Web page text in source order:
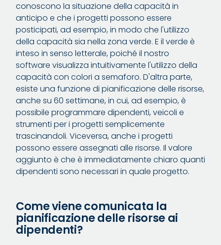
conoscono la situazione della capacità in
anticipo e che i progetti possono essere
posticipati, ad esempio, in modo che l'utilizzo
della capacità sia nella zona verde. E il verde è
inteso in senso letterale, poiché il nostro
software visualizza intuitivamente l'utilizzo della
capacità con colori a semaforo. D'altra parte,
esiste una funzione di pianificazione delle risorse,
anche su 60 settimane, in cui, ad esempio, è
possibile programmare dipendenti, veicoli e
strumenti per i progetti semplicemente
trascinandoli. Viceversa, anche i progetti
possono essere assegnati alle risorse. Il valore
aggiunto è che è immediatamente chiaro quanti
dipendenti sono necessari in quale progetto.
Come viene comunicata la
pianificazione delle risorse ai
dipendenti?